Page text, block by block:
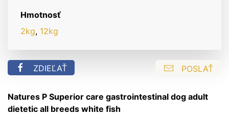
FISH
Hmotnosť
2kg, 12kg
ZDIEĽAŤ POSLAŤ
Natures P Superior care gastrointestinal dog adult
dietetic all breeds white fish